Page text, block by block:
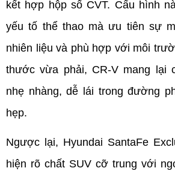
kết hợp hộp số CVT. Cấu hình
yếu tố thể thao mà ưu tiên sự
nhiên liệu và phù hợp với môi
thước vừa phải, CR-V mang lại
nhẹ nhàng, dễ lái trong đường
hẹp.
Ngược lại, Hyundai SantaFe
hiện rõ chất SUV cỡ trung với